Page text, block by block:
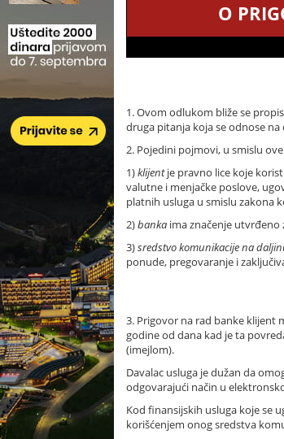
O
1. Ovom odlukom bliže se
druga pitanja koja se odnose
2. Pojedini pojmovi, u smislu
1)klijentje pravno lice koje
valutne i menjačke poslove,
platnih usluga u smislu zakona
2)banka ima značenje
3)sredstvo komunikacije na
ponude, pregovaranje i
3. Prigovor na rad banke klijent
godine od dana kad je ta
(imejlom).
Davalac usluga je dužan da
odgovarajući način u
Kod finansijskih usluga koje se
korišćenjem onog sredstva